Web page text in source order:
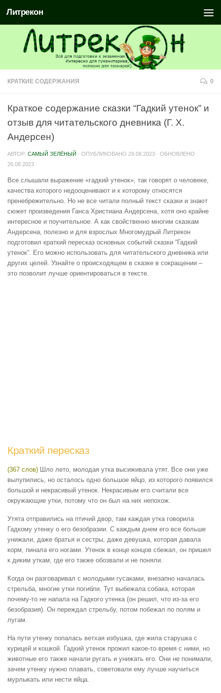
Литрекон
КРАТКИЕ СОДЕРЖАНИЯ 0
Краткое содержание сказки “Гадкий утенок” и
отзыв для читательского дневника (Г. Х.
Андерсен)
АВТОР: САМЫЙ ЗЕЛЁНЫЙ · ОПУБЛИКОВАНО 29.08.2023 · ОБНОВЛЕНО
26.08.2023
Все слышали выражение «гадкий утенок», так говорят о человеке,
качества которого недооценивают и к которому относятся
пренебрежительно. Но не все читали полный текст сказки и знают
сюжет произведения Ганса Христиана Андерсена, хотя оно крайне
интересное и поучительное. А как свойственно многим сказкам
Андерсена, полезно и для взрослых Многомудрый Литрекон
подготовил краткий пересказ основных событий сказки “Гадкий
утенок”. Его можно использовать для читательского дневника или
других целей. Узнайте о происходящем в сказке в сокращении –
это позволит лучше ориентироваться в тексте.
Краткий пересказ
(367 слов) Шло лето, молодая утка высиживала утят. Все они уже
вылупились, но осталось одно большое яйцо, из которого появился
большой и некрасивый утенок. Некрасивым его считали все
окружающие утки, потому что он был на них непохож.
Утята отправились на птичий двор, там каждая утка говорила
Гадкому утенку о его безобразии. С каждым днем его все больше
унижали, даже братья и сестры, даже девушка, которая давала
корм, пинала его ногами. Утенок в конце концов сбежал, он пришел
к диким уткам, где его также обозвали и не поняли.
Когда он разговаривал с молодыми гусаками, внезапно началась
стрельба, многие утки погибли. Тут выбежала собака, которая
почему-то не напала на Гадкого утенка (он решил, что из-за его
безобразия). Он переждал стрельбу, потом побежал по полям и
лугам.
На пути утенку попалась ветхая избушка, где жила старушка с
курицей и кошкой. Гадкий утенок прожил какое-то время с ними, но
животные его также начали ругать и унижать его. Они не понимали,
зачем утенку нужно плавать, советовали ему лучше научиться
мурлыкать или нести яйца.